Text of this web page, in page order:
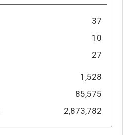
37
10
27
1,528
85,575
2,873,782